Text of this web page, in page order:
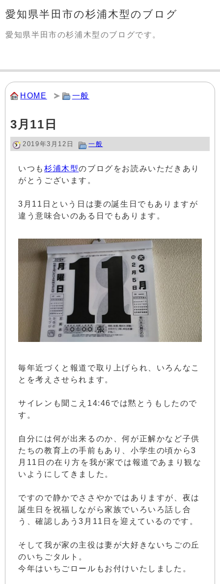
愛知県半田市の杉浦木型のブログ
愛知県半田市の杉浦木型のブログです。
HOME 一般
3月11日
2019年3月12日 一般
いつも杉浦木型のブログをお読みいただきあり
がとうございます。
3月11日という日は妻の誕生日でもありますが
違う意味合いのある日でもあります。
毎年近づくと報道で取り上げられ、いろんなこ
とを考えさせられます。
サイレンも聞こえ14:46では黙とうもしたので
す。
自分には何が出来るのか、何が正解かなど子供
たちの教育上の手前もあり、小学生の頃から3
月11日の在り方を我が家では報道であまり観な
いようにしてきました。
ですので静かでささやかではありますが、夜は
誕生日を祝福しながら家族でいろいろ話し合
う、確認しあう3月11日を迎えているのです。
そして我が家の主役は妻が大好きないちごの丘
のいちごタルト。
今年はいちごロールもお付けいたしました。